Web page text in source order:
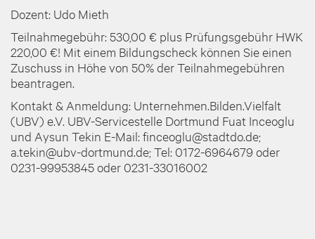
Dozent: Udo Mieth
Teilnahmegebühr: 530,00 € plus Prüfungsgebühr HWK
220,00 €! Mit einem Bildungscheck können Sie einen
Zuschuss in Höhe von 50% der Teilnahmegebühren
beantragen.
Kontakt & Anmeldung: Unternehmen.Bilden.Vielfalt
(UBV) e.V. UBV-Servicestelle Dortmund Fuat Inceoglu
und Aysun Tekin E-Mail: finceoglu@stadtdo.de;
a.tekin@ubv-dortmund.de; Tel: 0172-6964679 oder
0231-99953845 oder 0231-33016002